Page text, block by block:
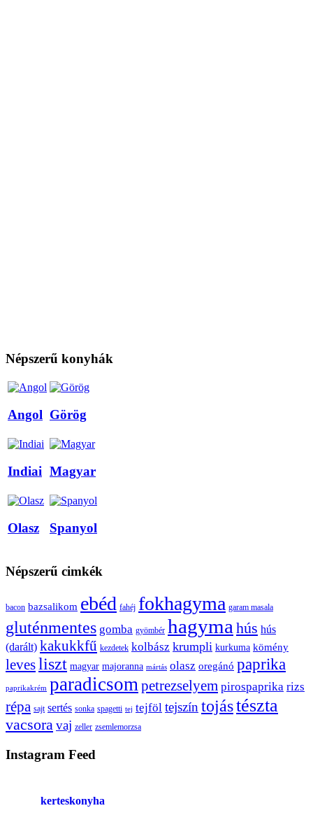
Népszerű konyhák
Angol Görög
Indiai Magyar
Olasz Spanyol
Népszerű cimkék
bacon bazsalikom ebéd fahéj fokhagyma garam masala
gluténmentes gomba gyömbér hagyma hús hús
(darált) kakukkfű kezdetek kolbász krumpli kurkuma kömény
levesliszt magyar majoranna mártás olasz oregánó paprika
paprikakrém paradicsom petrezselyem pirospaprika rizs
répa sajt sertés sonka spagetti tej tejföl tejszín tojástészta
vacsoravaj zeller zsemlemorzsa
Instagram Feed
kerteskonyha